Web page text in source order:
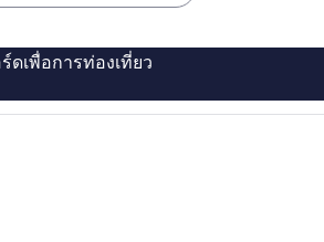
เพื่อการท่องเที่ยว